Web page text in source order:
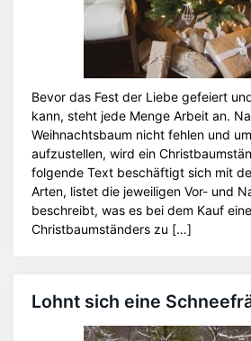
Bevor das Fest der Liebe gefeiert
kann, steht jede Menge Arbeit an.
Weihnachtsbaum nicht fehlen und
aufzustellen, wird ein
folgende Text beschäftigt sich mit
Arten, listet die jeweiligen Vor- und
beschreibt, was es bei dem Kauf
Christbaumständers zu […]
Lohnt sich eine